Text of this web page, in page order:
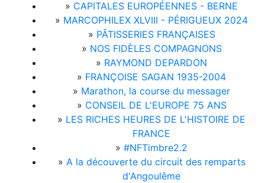
» CAPITALES EUROPÉENNES - BERNE
» MARCOPHILEX XLVIII - PÉRIGUEUX 2024
» PÂTISSERIES FRANÇAISES
» NOS FIDÈLES COMPAGNONS
» RAYMOND DEPARDON
» FRANÇOISE SAGAN 1935-2004
» Marathon, la course du messager
» CONSEIL DE L'EUROPE 75 ANS
» LES RICHES HEURES DE L'HISTOIRE DE
FRANCE
» #NFTimbre2.2
» A la découverte du circuit des remparts
d'Angoulême